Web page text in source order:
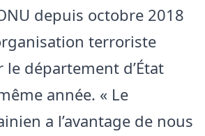
depuis octobre 2018
terroriste
département d’État
année. « Le
a l’avantage de nous